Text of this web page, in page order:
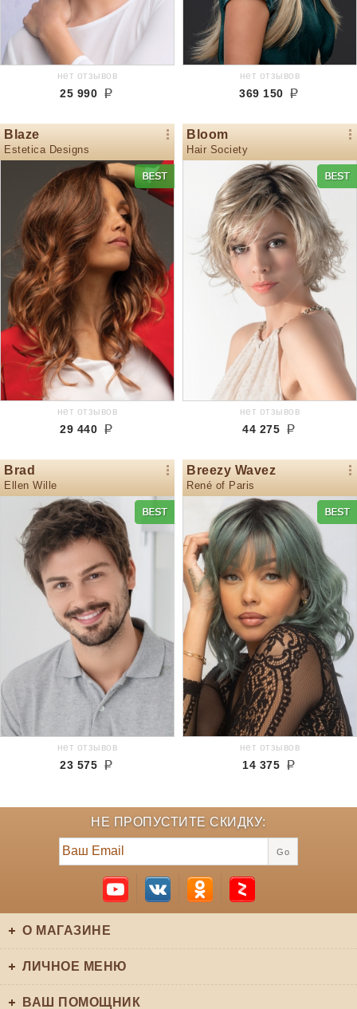
нет отзывов
25 990
нет отзывов
369 150
Blaze
Estetica Designs
нет отзывов
29 440
Bloom
Hair Society
нет отзывов
44 275
Brad
Ellen Wille
нет отзывов
23 575
Breezy Wavez
René of Paris
нет отзывов
14 375
НЕ ПРОПУСТИТЕ СКИДКУ:
Go
О МАГАЗИНЕ
ЛИЧНОЕ МЕНЮ
ВАШ ПОМОЩНИК